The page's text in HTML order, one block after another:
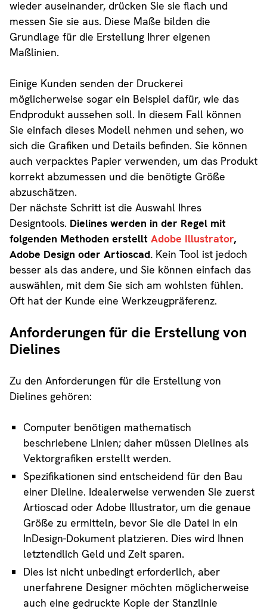
wieder auseinander, drücken Sie sie flach und
messen Sie sie aus. Diese Maße bilden die
Grundlage für die Erstellung Ihrer eigenen
Maßlinien.
Einige Kunden senden der Druckerei
möglicherweise sogar ein Beispiel dafür, wie das
Endprodukt aussehen soll. In diesem Fall können
Sie einfach dieses Modell nehmen und sehen, wo
sich die Grafiken und Details befinden. Sie können
auch verpacktes Papier verwenden, um das Produkt
korrekt abzumessen und die benötigte Größe
abzuschätzen.
Der nächste Schritt ist die Auswahl Ihres
Designtools. Dielines werden in der Regel mit
folgenden Methoden erstellt Adobe Illustrator,
Adobe Design oder Artioscad.Kein Tool ist jedoch
besser als das andere, und Sie können einfach das
auswählen, mit dem Sie sich am wohlsten fühlen.
Oft hat der Kunde eine Werkzeugpräferenz.
Anforderungen für die Erstellung von
Dielines
Zu den Anforderungen für die Erstellung von
Dielines gehören:
Computer benötigen mathematisch
beschriebene Linien; daher müssen Dielines als
Vektorgrafiken erstellt werden.
Spezifikationen sind entscheidend für den Bau
einer Dieline. Idealerweise verwenden Sie zuerst
Artioscad oder Adobe Illustrator, um die genaue
Größe zu ermitteln, bevor Sie die Datei in ein
InDesign-Dokument platzieren. Dies wird Ihnen
letztendlich Geld und Zeit sparen.
Dies ist nicht unbedingt erforderlich, aber
unerfahrene Designer möchten möglicherweise
auch eine gedruckte Kopie der Stanzlinie